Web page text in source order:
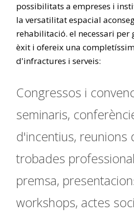
possibilitats a empreses i
la versatilitat espacial
rehabilitació. el necessari per
èxit i ofereix una
d'infractures i serveis:
Congressos i
seminaris,
d'incentius, reunions
trobades
premsa,
workshops, actes